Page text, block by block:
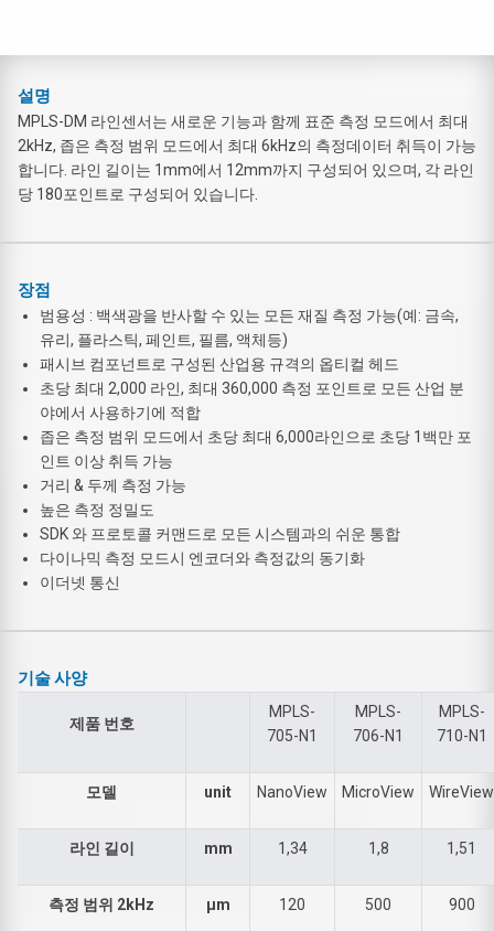
설명
MPLS-DM 라인센서는 새로운 기능과 함께 표준 측정 모드에서 최대
2kHz, 좁은 측정 범위 모드에서 최대 6kHz의 측정데이터 취득이 가능
합니다. 라인 길이는 1mm에서 12mm까지 구성되어 있으며, 각 라인
당 180포인트로 구성되어 있습니다.
장점
범용성 : 백색광을 반사할 수 있는 모든 재질 측정 가능(예: 금속,
유리, 플라스틱, 페인트, 필름, 액체등)
패시브 컴포넌트로 구성된 산업용 규격의 옵티컬 헤드
초당 최대 2,000 라인, 최대 360,000 측정 포인트로 모든 산업 분
야에서 사용하기에 적합
좁은 측정 범위 모드에서 초당 최대 6,000라인으로 초당 1백만 포
인트 이상 취득 가능
거리 & 두께 측정 가능
높은 측정 정밀도
SDK 와 프로토콜 커맨드로 모든 시스템과의 쉬운 통합
다이나믹 측정 모드시 엔코더와 측정값의 동기화
이더넷 통신
기술 사양
제품 번호
MPLS-
705-N1
MPLS-
706-N1
MPLS-
710-N1
모델 unit NanoView MicroView WireView
라인 길이 mm 1,34 1,8 1,51
측정 범위 2kHz µm 120 500 900